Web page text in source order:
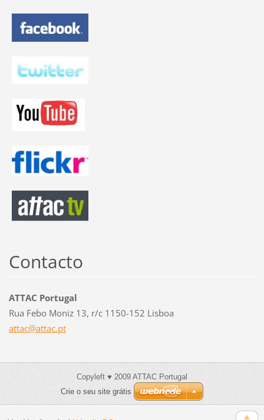
Contacto
ATTAC Portugal
Rua Febo Moniz 13, r/c 1150-152 Lisboa
attac@attac.pt
Copyleft ♥ 2009 ATTAC Portugal
Crie o seu site grátis